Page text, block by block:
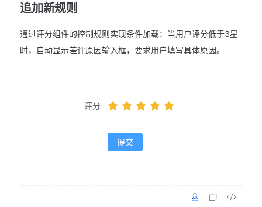
追加新规则
通过评分组件的控制规则实现条件加载：当用户评分低于3星
时，自动显示差评原因输入框，要求用户填写具体原因。
评分
提交